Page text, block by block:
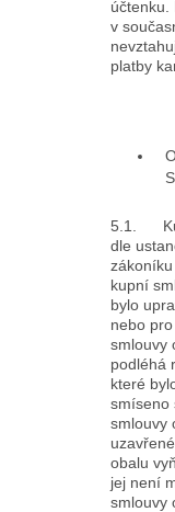
účtenku.
v
platby
5.1.
dle
kupní
bylo
nebo
smlouvy
podléhá
které
smíseno
smlouvy
obalu
jej není
smlouvy